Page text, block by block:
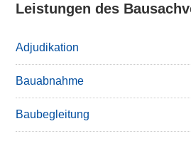
Leistungen des
Adjudikation
Bauabnahme
Baubegleitung